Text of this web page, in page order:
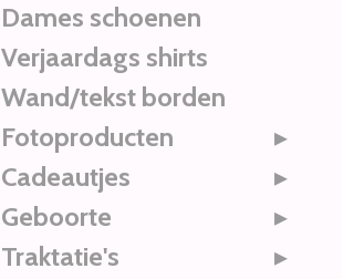
Dames schoenen
Verjaardags shirts
Wand/tekst borden
Fotoproducten
Cadeautjes
Geboorte
Traktatie's